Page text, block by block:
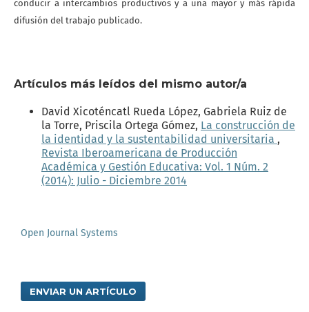
conducir a intercambios productivos y a una mayor y más rápida
difusión del trabajo publicado.
Artículos más leídos del mismo autor/a
David Xicoténcatl Rueda López, Gabriela Ruiz de
la Torre, Priscila Ortega Gómez, La construcción de
la identidad y la sustentabilidad universitaria ,
Revista Iberoamericana de Producción
Académica y Gestión Educativa: Vol. 1 Núm. 2
(2014): Julio - Diciembre 2014
Open Journal Systems
ENVIAR UN ARTÍCULO